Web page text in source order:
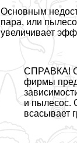
Основным
пара, или
увеличивает
СПРАВКА!
фирмы
и пылесос.
всасывает